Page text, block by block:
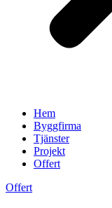
Hem
Byggfirma
Tjänster
Projekt
Offert
Offert